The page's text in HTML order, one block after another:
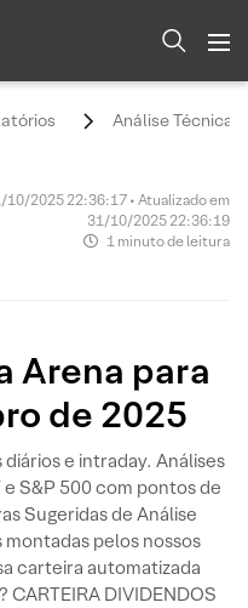
Análise Técnica
10/2025 22:36:17 • Atualizado em
31/10/2025 22:36:19
1 minuto de leitura
Arena para
de 2025
e intraday. Análises
e S&P 500 com pontos de
Sugeridas de Análise
pelos nossos
carteira automatizada
DIVIDENDOS